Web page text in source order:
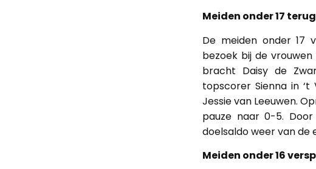
Meiden onder 17
De meiden onder 17
bezoek bij de
bracht Daisy de
topscorer Sienna in
Jessie van Leeuwen.
pauze naar 0-5.
doelsaldo weer van de
Meiden onder 16